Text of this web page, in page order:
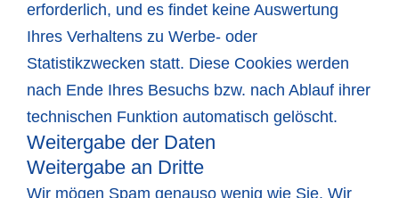
erforderlich, und es findet keine Auswertung
Ihres Verhaltens zu Werbe- oder
Statistikzwecken statt. Diese Cookies werden
nach Ende Ihres Besuchs bzw. nach Ablauf ihrer
technischen Funktion automatisch gelöscht.
Weitergabe der Daten
Weitergabe an Dritte
Wir mögen Spam genauso wenig wie Sie. Wir